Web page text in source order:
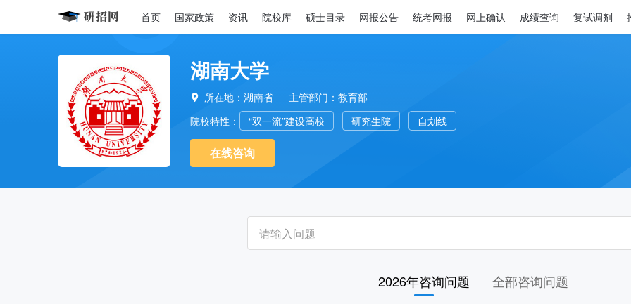
首页 国家政策 资讯 院校库 硕士目录 网报公告 统考网报 网上确认 成绩查询 复试调剂
湖南大学
 所在地：湖南省
主管部门：教育部
院校特性：
“双一流”建设高校 研究生院 自划线
在线咨询
2026年咨询问题 全部咨询问题